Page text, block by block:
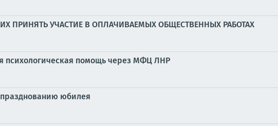
УЧАСТИЕ В ОПЛАЧИВАЕМЫХ ОБЩЕСТВЕННЫХ РАБОТАХ
психологическая помощь через МФЦ ЛНР
празднованию юбилея